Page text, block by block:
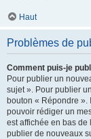
Haut
Problèmes de
Comment puis-je
Pour publier un
sujet ». Pour publier
bouton « Répondre ».
pouvoir rédiger un
est affichée en bas de
publier de nouveaux